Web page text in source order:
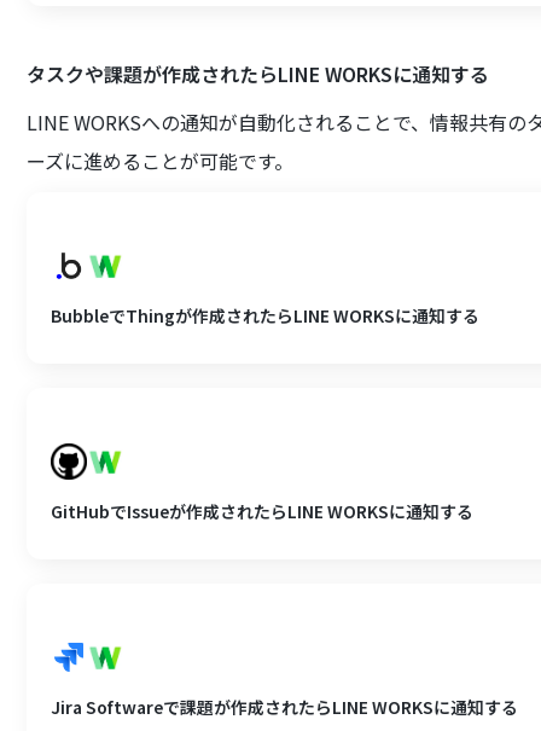
タスクや課題が作成されたらLINE WORKSに通知する
LINE WORKSへの通知が自動化されることで、情報共有
ーズに進めることが可能です。
BubbleでThingが作成されたらLINE WORKSに通知する
GitHubでIssueが作成されたらLINE WORKSに通知する
Jira Softwareで課題が作成されたらLINE WORKSに通知する